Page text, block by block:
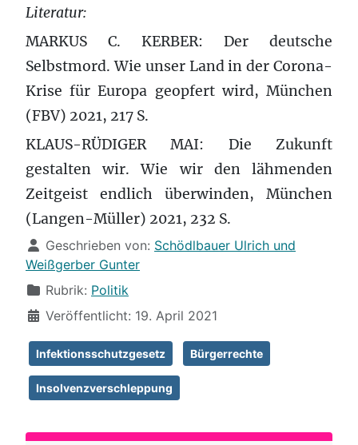
Literatur:
MARKUS C. KERBER: Der deutsche
Selbstmord. Wie unser Land in der Corona-
Krise für Europa geopfert wird, München
(FBV) 2021, 217 S.
KLAUS-RÜDIGER MAI: Die Zukunft
gestalten wir. Wie wir den lähmenden
Zeitgeist endlich überwinden, München
(Langen-Müller) 2021, 232 S.
Details
Geschrieben von: Schödlbauer Ulrich und
Weißgerber Gunter
Rubrik: Politik
Veröffentlicht: 19. April 2021
Infektionsschutzgesetz Bürgerrechte
Insolvenzverschleppung